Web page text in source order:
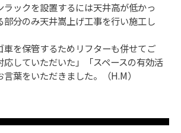
ラックを設置するには天井高が低かっ
部分のみ天井嵩上げ工事を行い施工し
車を保管するためリフターも併せてご
応していただいた」「スペースの有効活
葉をいただきました。（H.M）